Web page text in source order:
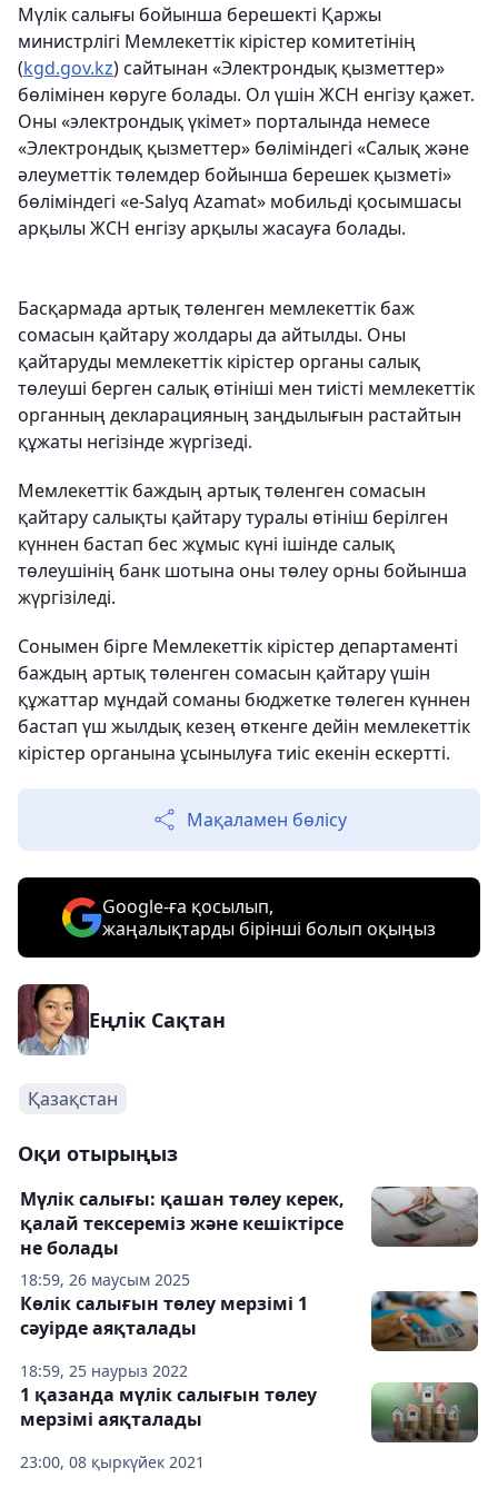
Мүлік салығы бойынша берешекті Қаржы
министрлігі Мемлекеттік кірістер комитетінің
(kgd.gov.kz) сайтынан «Электрондық қызметтер»
бөлімінен көруге болады. Ол үшін ЖСН енгізу қажет.
Оны «электрондық үкімет» порталында немесе
«Электрондық қызметтер» бөліміндегі «Салық және
әлеуметтік төлемдер бойынша берешек қызметі»
бөліміндегі «e-Salyq Azamat» мобильді қосымшасы
арқылы ЖСН енгізу арқылы жасауға болады.
Басқармада артық төленген мемлекеттік баж
сомасын қайтару жолдары да айтылды. Оны
қайтаруды мемлекеттік кірістер органы салық
төлеуші ​​берген салық өтініші мен тиісті мемлекеттік
органның декларацияның заңдылығын растайтын
құжаты негізінде жүргізеді.
Мемлекеттік баждың артық төленген сомасын
қайтару салықты қайтару туралы өтініш берілген
күннен бастап бес жұмыс күні ішінде салық
төлеушінің банк шотына оны төлеу орны бойынша
жүргізіледі.
Сонымен бірге Мемлекеттік кірістер департаменті
баждың артық төленген сомасын қайтару үшін
құжаттар мұндай соманы бюджетке төлеген күннен
бастап үш жылдық кезең өткенге дейін мемлекеттік
кірістер органына ұсынылуға тиіс екенін ескертті.
Мақаламен бөлісу
Google-ға қосылып,
жаңалықтарды бірінші болып оқыңыз
Еңлік Сақтан
Қазақстан
Оқи отырыңыз
18:59, 26 маусым 2025
Мүлік салығы: қашан төлеу керек,
қалай тексереміз және кешіктірсе
не болады
18:59, 25 наурыз 2022
Көлік салығын төлеу мерзімі 1
сәуірде аяқталады
23:00, 08 қыркүйек 2021
1 қазанда мүлік салығын төлеу
мерзімі аяқталады